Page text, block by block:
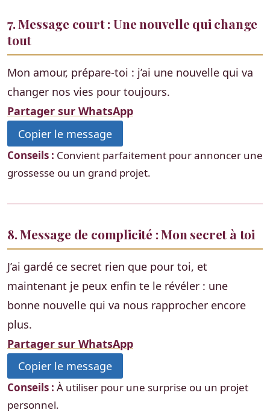
7. Message court : Une nouvelle qui change
tout
Mon amour, prépare-toi : j’ai une nouvelle qui va
changer nos vies pour toujours.
Partager sur WhatsApp
Copier le message
Conseils : Convient parfaitement pour annoncer une
grossesse ou un grand projet.
8. Message de complicité : Mon secret à toi
J’ai gardé ce secret rien que pour toi, et
maintenant je peux enfin te le révéler : une
bonne nouvelle qui va nous rapprocher encore
plus.
Partager sur WhatsApp
Copier le message
Conseils : À utiliser pour une surprise ou un projet
personnel.